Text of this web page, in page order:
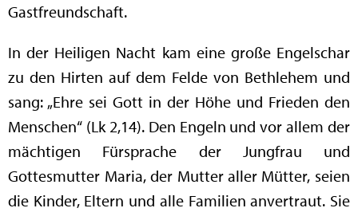
Gastfreundschaft.
In der Heiligen Nacht kam eine große Engelschar
zu den Hirten auf dem Felde von Bethlehem und
sang: „Ehre sei Gott in der Höhe und Frieden den
Menschen“ (Lk 2,14). Den Engeln und vor allem der
mächtigen Fürsprache der Jungfrau und
Gottesmutter Maria, der Mutter aller Mütter, seien
die Kinder, Eltern und alle Familien anvertraut. Sie